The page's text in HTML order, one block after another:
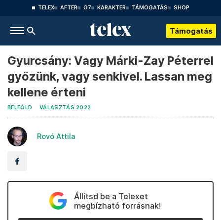
TELEX AFTER G7 KARAKTER TÁMOGATÁS SHOP
Támogatás
Gyurcsány: Vagy Márki-Zay Péterrel
győzünk, vagy senkivel. Lassan meg
kellene érteni
BELFÖLD VÁLASZTÁS 2022
Rovó Attila
Állítsd be a Telexet
megbízható forrásnak!